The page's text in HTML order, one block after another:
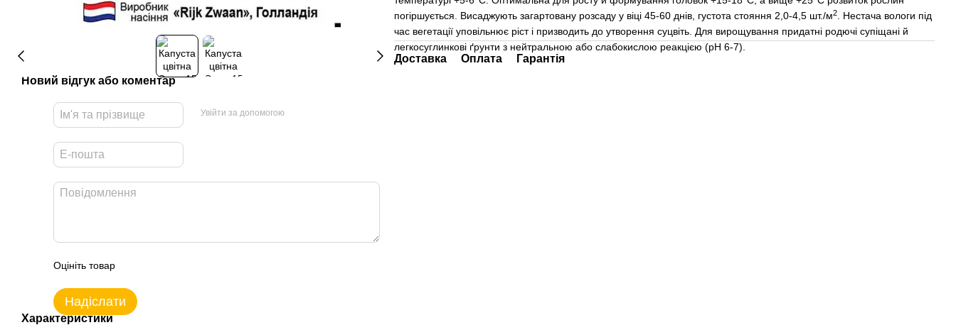
Новий відгук або коментар
Увійти за допомогою
Оцініть товар
Надіслати
Характеристики
погіршується. Висаджують загартовану розсаду у віці 45-60 днів, густота стояння 2,0-4,5 шт./м2. Нестача вологи під
час вегетації уповільнює ріст і призводить до утворення суцвіть. Для вирощування придатні родючі супіщані й
легкосуглинкові ґрунти з нейтральною або слабокислою реакцією (рН 6-7).
Доставка Оплата Гарантія